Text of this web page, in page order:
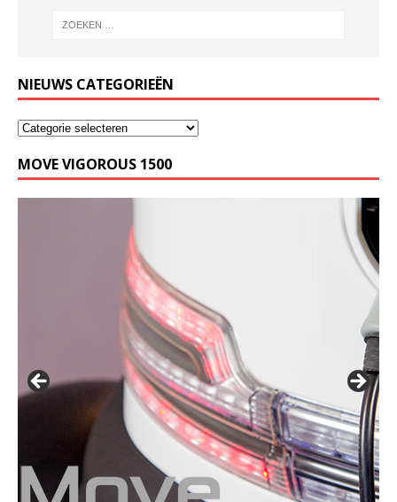
NIEUWS CATEGORIEËN
MOVE VIGOROUS 1500